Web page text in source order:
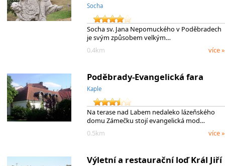
Socha
Socha sv. Jana Nepomuckého v Poděbradech
je svým způsobem velkým…
0.4km
více »
Poděbrady-Evangelická fara
Kaple
Na terase nad Labem nedaleko lázeňského
domu Zámečku stojí evangelická mod…
0.5km
více »
Výletní a restaurační loď Král Jiří